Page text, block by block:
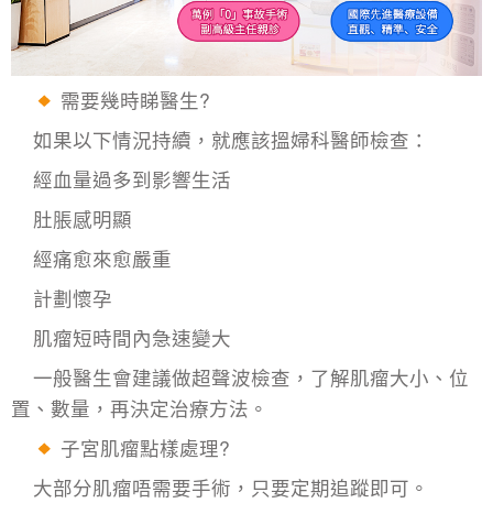
需要幾時睇醫生?
如果以下情況持續，就應該搵婦科醫師檢查：
經血量過多到影響生活
肚脹感明顯
經痛愈來愈嚴重
計劃懷孕
肌瘤短時間內急速變大
一般醫生會建議做超聲波檢查，了解肌瘤大小、位
置、數量，再決定治療方法。
子宮肌瘤點樣處理?
大部分肌瘤唔需要手術，只要定期追蹤即可。